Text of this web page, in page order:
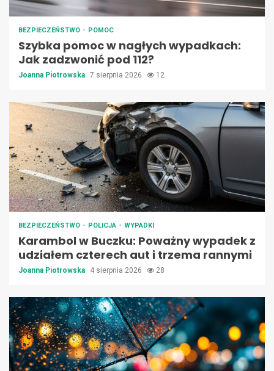
BEZPIECZEŃSTWO POMOC
Szybka pomoc w nagłych wypadkach:
Jak zadzwonić pod 112?
Joanna Piotrowska 7 sierpnia 2026 12
BEZPIECZEŃSTWO POLICJA WYPADKI
Karambol w Buczku: Poważny wypadek z
udziałem czterech aut i trzema rannymi
Joanna Piotrowska 4 sierpnia 2026 28